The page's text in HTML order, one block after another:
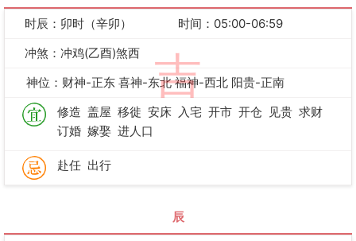
吉
时辰：卯时（辛卯）
时间：05:00-06:59
冲煞：冲鸡(乙酉)煞西
神位：财神-正东 喜神-东北 福神-西北 阳贵-正南
修造 盖屋 移徙 安床 入宅 开市 开仓 见贵 求财
订婚 嫁娶 进人口
赴任 出行
辰